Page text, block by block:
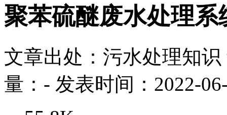
聚苯硫醚废水处理系
文章出处：污水处理知识
量： - 发表时间：2022-